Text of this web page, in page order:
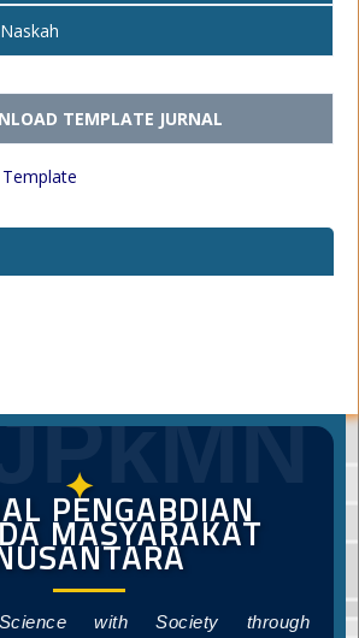
TEMPLATE JURNAL
✦
PENGABDIAN
MASYARAKAT
with Society through